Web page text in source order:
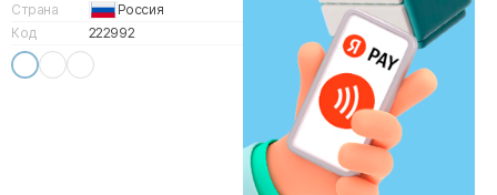
Страна
Россия
Код
222992